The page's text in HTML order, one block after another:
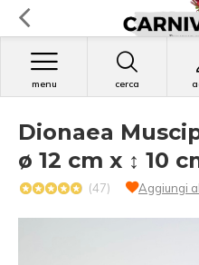
cerca
menu
Dionaea
ø 12 cm x ↕ 10
(47) Aggiungi